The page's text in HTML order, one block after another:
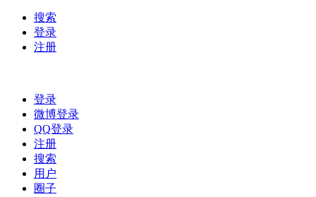
搜索
登录
注册
登录
微博登录
QQ登录
注册
搜索
用户
圈子